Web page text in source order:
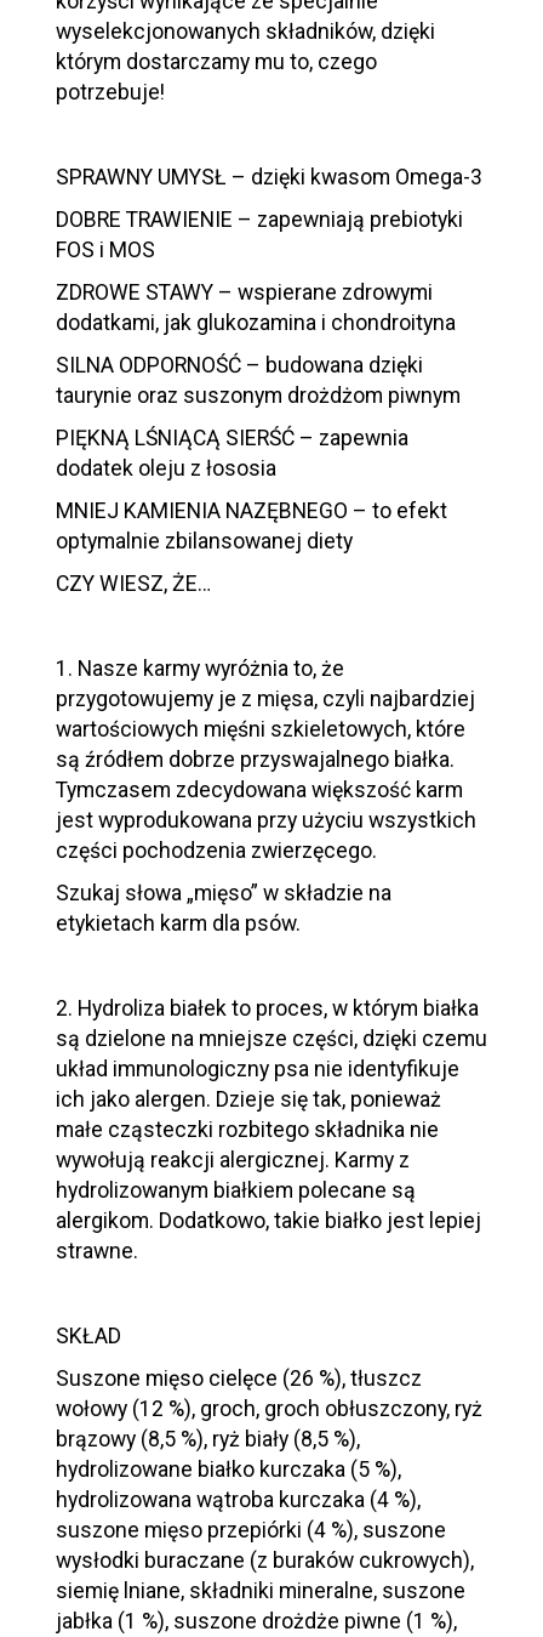
wyselekcjonowanych składników, dzięki
którym dostarczamy mu to, czego
potrzebuje!
SPRAWNY UMYSŁ – dzięki kwasom Omega-3
DOBRE TRAWIENIE – zapewniają prebiotyki
FOS i MOS
ZDROWE STAWY – wspierane zdrowymi
dodatkami, jak glukozamina i chondroityna
SILNA ODPORNOŚĆ – budowana dzięki
taurynie oraz suszonym drożdżom piwnym
PIĘKNĄ LŚNIĄCĄ SIERŚĆ – zapewnia
dodatek oleju z łososia
MNIEJ KAMIENIA NAZĘBNEGO – to efekt
optymalnie zbilansowanej diety
CZY WIESZ, ŻE…
1. Nasze karmy wyróżnia to, że
przygotowujemy je z mięsa, czyli najbardziej
wartościowych mięśni szkieletowych, które
są źródłem dobrze przyswajalnego białka.
Tymczasem zdecydowana większość karm
jest wyprodukowana przy użyciu wszystkich
części pochodzenia zwierzęcego.
Szukaj słowa „mięso” w składzie na
etykietach karm dla psów.
2. Hydroliza białek to proces, w którym białka
są dzielone na mniejsze części, dzięki czemu
układ immunologiczny psa nie identyfikuje
ich jako alergen. Dzieje się tak, ponieważ
małe cząsteczki rozbitego składnika nie
wywołują reakcji alergicznej. Karmy z
hydrolizowanym białkiem polecane są
alergikom. Dodatkowo, takie białko jest lepiej
strawne.
SKŁAD
Suszone mięso cielęce (26 %), tłuszcz
wołowy (12 %), groch, groch obłuszczony, ryż
brązowy (8,5 %), ryż biały (8,5 %),
hydrolizowane białko kurczaka (5 %),
hydrolizowana wątroba kurczaka (4 %),
suszone mięso przepiórki (4 %), suszone
wysłodki buraczane (z buraków cukrowych),
siemię lniane, składniki mineralne, suszone
jabłka (1 %), suszone drożdże piwne (1 %),